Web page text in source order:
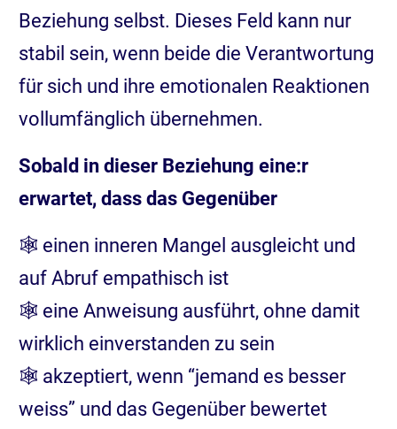
Beziehung selbst. Dieses Feld kann nur
stabil sein, wenn beide die Verantwortung
für sich und ihre emotionalen Reaktionen
vollumfänglich übernehmen.
Sobald in dieser Beziehung eine:r
erwartet, dass das Gegenüber
🕸️ einen inneren Mangel ausgleicht und
auf Abruf empathisch ist
🕸️ eine Anweisung ausführt, ohne damit
wirklich einverstanden zu sein
🕸️ akzeptiert, wenn “jemand es besser
weiss” und das Gegenüber bewertet